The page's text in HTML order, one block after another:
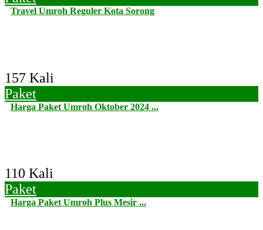
Travel Umroh Reguler Kota Sorong
157 Kali
Paket
Harga Paket Umroh Oktober 2024 ...
110 Kali
Paket
Harga Paket Umroh Plus Mesir ...